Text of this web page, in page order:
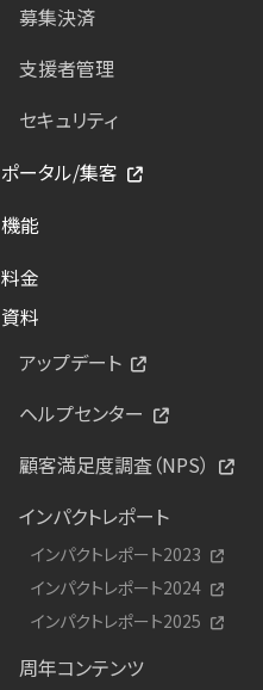
募集決済
支援者管理
セキュリティ
ポータル/集客
機能
料金
資料
アップデート
ヘルプセンター
顧客満足度調査（NPS）
インパクトレポート
インパクトレポート2023
インパクトレポート2024
インパクトレポート2025
周年コンテンツ